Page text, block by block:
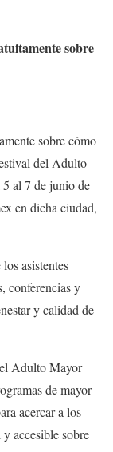
sobre
sobre cómo
del Adulto
al 7 de junio de
en dicha ciudad,
asistentes
conferencias y
y calidad de
Adulto Mayor
de mayor
acercar a los
accesible sobre